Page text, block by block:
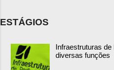
ESTÁGIOS
Infraestruturas
diversas funções